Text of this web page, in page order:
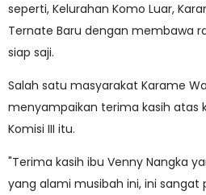
seperti, Kelurahan Komo Luar,
Ternate Baru dengan membawa
siap saji.
Salah satu masyarakat Karame
menyampaikan terima kasih atas
Komisi III itu.
"Terima kasih ibu Venny Nangka
yang alami musibah ini, ini sangat